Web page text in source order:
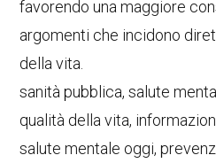
favorendo una maggiore
argomenti che incidono
della vita.
sanità pubblica, salute
qualità della vita,
salute mentale oggi,